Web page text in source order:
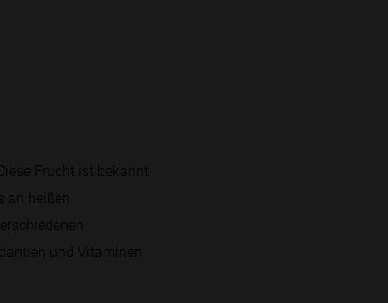
Frucht ist bekannt
an heißen
und Vitaminen